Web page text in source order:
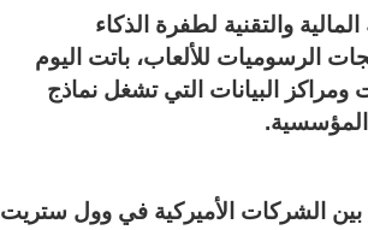
والتقنية لطفرة الذكاء
الرسوميات للألعاب، باتت اليوم
البيانات التي تشغل نماذج
المؤسسية.
بين الشركات الأميركية في وول ستريت